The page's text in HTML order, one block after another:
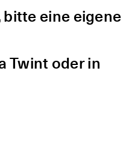
eine eigene
Twint oder in